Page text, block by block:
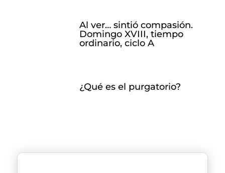
Al ver… sintió compasión.
Domingo XVIII, tiempo
ordinario, ciclo A
¿Qué es el purgatorio?